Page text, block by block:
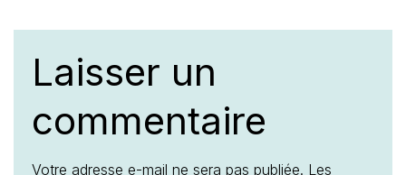
Laisser un
commentaire
Votre adresse e-mail ne sera pas publiée. Les